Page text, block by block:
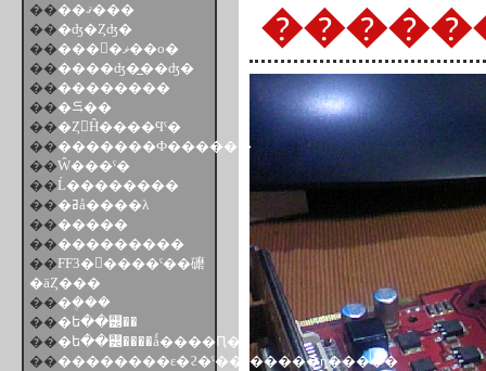
��
��ޤ���
���ʤ�Ȥʤ�
��
���󥰥�ޥ��о�
������ʤ�̲��ʤ�
����������
���⥹��
���Ȥ󤫤Ĥ����Ϥˤ�
���������Ф������
��Ŵ���ˤ�
��Ĺ��������
��
�ߥå����λ
�������
�����������
��FF3�򿲤����ˤ��礳
�äȤ���
���ܴ���
���ե��꡼��
���ե��꡼����ǻ����Ԥ�
����������ε�ϩ�ˤ��ä�����ȵ�����